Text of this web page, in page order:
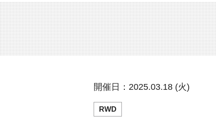
LINK-J主催・共催 特別
LINK-J協賛・協力 出展
Out of Box相談室
スペシャルインタビュー
連載コラム
トピック プレ
メディア情報 海外
協賛・協力
理事長挨拶
国内外連携
組織概要
特別会員一覧
専用メニューはこちら
ラウンジ・会議室
アクセス
開催日：2025.03.18 (火)
RWD